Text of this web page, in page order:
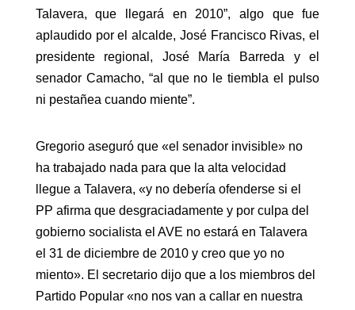
Talavera, que llegará en 2010”, algo que fue
aplaudido por el alcalde, José Francisco Rivas, el
presidente regional, José María Barreda y el
senador Camacho, “al que no le tiembla el pulso
ni pestañea cuando miente”.
Gregorio aseguró que «el senador invisible» no
ha trabajado nada para que la alta velocidad
llegue a Talavera, «y no debería ofenderse si el
PP afirma que desgraciadamente y por culpa del
gobierno socialista el AVE no estará en Talavera
el 31 de diciembre de 2010 y creo que yo no
miento». El secretario dijo que a los miembros del
Partido Popular «no nos van a callar en nuestra